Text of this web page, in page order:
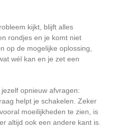
kijkt, blijft alles
rondjes en je komt niet
op de mogelijke oplossing,
wél kan en je zet een
opnieuw afvragen:
helpt je schakelen. Zeker
moeilijkheden te zien, is
altijd ook een andere kant is.